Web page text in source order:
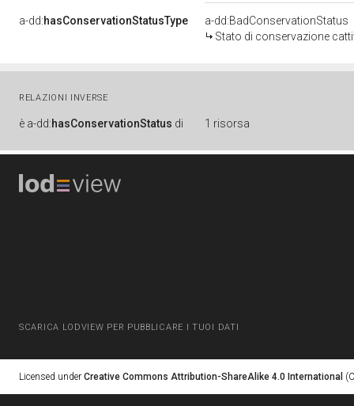
a-dd:hasConservationStatusType
a-dd:BadConservationStatus
Stato di conservazione
RELAZIONI INVERSE
è a-dd:hasConservationStatus di 1 risorsa
SCARICA LODVIEW PER PUBBLICARE I TUOI DATI
Licensed under Creative Commons Attribution-ShareAlike 4.0 International